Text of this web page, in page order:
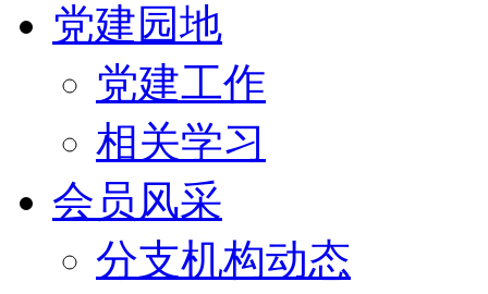
党建园地
党建工作
相关学习
会员风采
分支机构动态